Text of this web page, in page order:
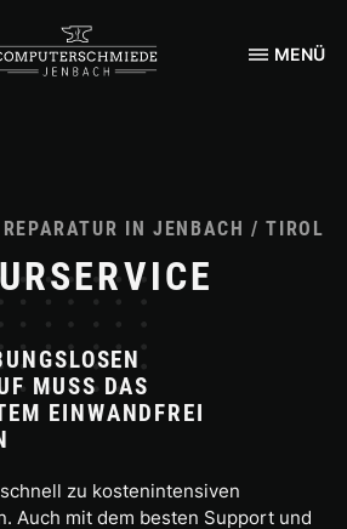
MENÜ
IN JENBACH / TIROL
MUSS DAS
EINWANDFREI
zu kostenintensiven
Auch mit dem besten Support und